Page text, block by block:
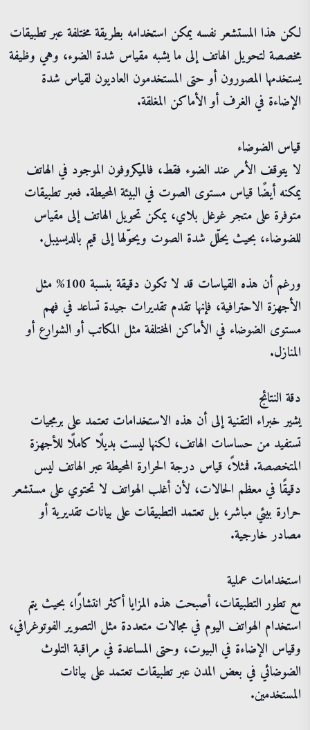
لكن هذا المستشعر نفسه يمكن استخدامه بطريقة مختلفة عبر تطبيقات
مخصصة لتحويل الهاتف إلى ما يشبه مقياس شدة الضوء، وهي وظيفة
يستخدمها المصورون أو حتى المستخدمون العاديون لقياس شدة
الإضاءة في الغرف أو الأماكن المغلقة.
قياس الضوضاء
لا يتوقف الأمر عند الضوء فقط، فالميكروفون الموجود في الهاتف
يمكنه أيضًا قياس مستوى الصوت في البيئة المحيطة. فعبر تطبيقات
متوفرة على متجر غوغل بلاي، يمكن تحويل الهاتف إلى مقياس
للضوضاء، بحيث يحلّل شدة الصوت ويحوّلها إلى قيم بالديسيبل.
ورغم أن هذه القياسات قد لا تكون دقيقة بنسبة 100% مثل
الأجهزة الاحترافية، فإنها تقدم تقديرات جيدة تساعد في فهم
مستوى الضوضاء في الأماكن المختلفة مثل المكاتب أو الشوارع أو
المنازل.
دقة النتائج
يشير خبراء التقنية إلى أن هذه الاستخدامات تعتمد على برمجيات
تستفيد من حساسات الهاتف، لكنها ليست بديلًا كاملًا للأجهزة
المتخصصة. فمثلاً، قياس درجة الحرارة المحيطة عبر الهاتف ليس
دقيقًا في معظم الحالات، لأن أغلب الهواتف لا تحتوي على مستشعر
حرارة بيئي مباشر، بل تعتمد التطبيقات على بيانات تقديرية أو
مصادر خارجية.
استخدامات عملية
مع تطور التطبيقات، أصبحت هذه المزايا أكثر انتشارًا، بحيث يتم
استخدام الهواتف اليوم في مجالات متعددة مثل التصوير الفوتوغرافي،
وقياس الإضاءة في البيوت، وحتى المساعدة في مراقبة التلوث
الضوضائي في بعض المدن عبر تطبيقات تعتمد على بيانات
المستخدمين.